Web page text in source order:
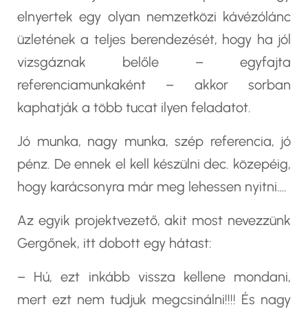
elnyertek egy olyan nemzetközi kávézólánc
üzletének a teljes berendezését, hogy ha jól
vizsgáznak belőle – egyfajta
referenciamunkaként – akkor sorban
kaphatják a több tucat ilyen feladatot.
Jó munka, nagy munka, szép referencia, jó
pénz. De ennek el kell készülni dec. közepéig,
hogy karácsonyra már meg lehessen nyitni….
Az egyik projektvezető, akit most nevezzünk
Gergőnek, itt dobott egy hátast:
– Hú, ezt inkább vissza kellene mondani,
mert ezt nem tudjuk megcsinálni!!!! És nagy